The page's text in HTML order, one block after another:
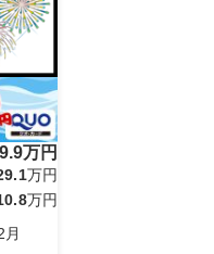
万円
万円
万円
月